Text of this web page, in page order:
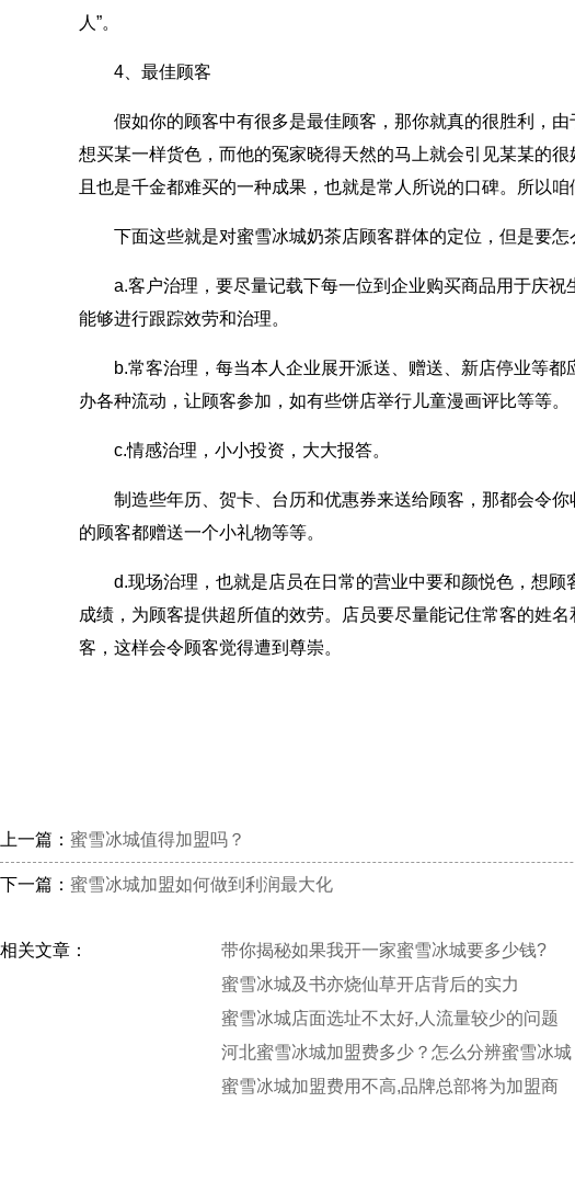
人”。
4、最佳顾客
假如你的顾客中有很多是最佳顾客，那你就真的很胜利，由
想买某一样货色，而他的冤家晓得天然的马上就会引见某某的
且也是千金都难买的一种成果，也就是常人所说的口碑。所以
下面这些就是对蜜雪冰城奶茶店顾客群体的定位，但是要怎
a.客户治理，要尽量记载下每一位到企业购买商品用于庆祝
能够进行跟踪效劳和治理。
b.常客治理，每当本人企业展开派送、赠送、新店停业等都
办各种流动，让顾客参加，如有些饼店举行儿童漫画评比等等。
c.情感治理，小小投资，大大报答。
制造些年历、贺卡、台历和优惠券来送给顾客，那都会令你
的顾客都赠送一个小礼物等等。
d.现场治理，也就是店员在日常的营业中要和颜悦色，想顾
成绩，为顾客提供超所值的效劳。店员要尽量能记住常客的姓
客，这样会令顾客觉得遭到尊崇。
上一篇： 蜜雪冰城值得加盟吗？
下一篇： 蜜雪冰城加盟如何做到利润最大化
相关文章： 带你揭秘如果我开一家蜜雪冰城要多少钱?
蜜雪冰城及书亦烧仙草开店背后的实力
蜜雪冰城店面选址不太好,人流量较少的问题
河北蜜雪冰城加盟费多少？怎么分辨蜜雪冰城
蜜雪冰城加盟费用不高,品牌总部将为加盟商